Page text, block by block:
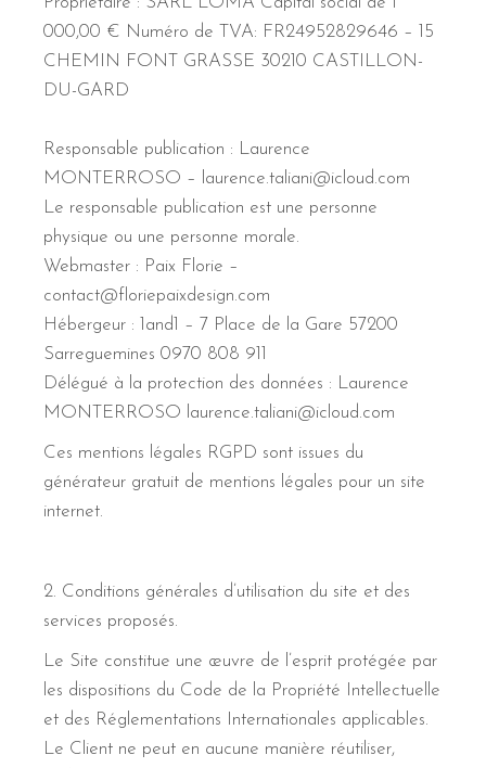
000,00 € Numéro de TVA: FR24952829646 – 15
CHEMIN FONT GRASSE 30210 CASTILLON-
DU-GARD
Responsable publication : Laurence
MONTERROSO – laurence.taliani@icloud.com
Le responsable publication est une personne
physique ou une personne morale.
Webmaster : Paix Florie –
contact@floriepaixdesign.com
Hébergeur : 1and1 – 7 Place de la Gare 57200
Sarreguemines 0970 808 911
Délégué à la protection des données : Laurence
MONTERROSO laurence.taliani@icloud.com
Ces mentions légales RGPD sont issues du
générateur gratuit de mentions légales pour un site
internet.
2. Conditions générales d’utilisation du site et des
services proposés.
Le Site constitue une œuvre de l’esprit protégée par
les dispositions du Code de la Propriété Intellectuelle
et des Réglementations Internationales applicables.
Le Client ne peut en aucune manière réutiliser,